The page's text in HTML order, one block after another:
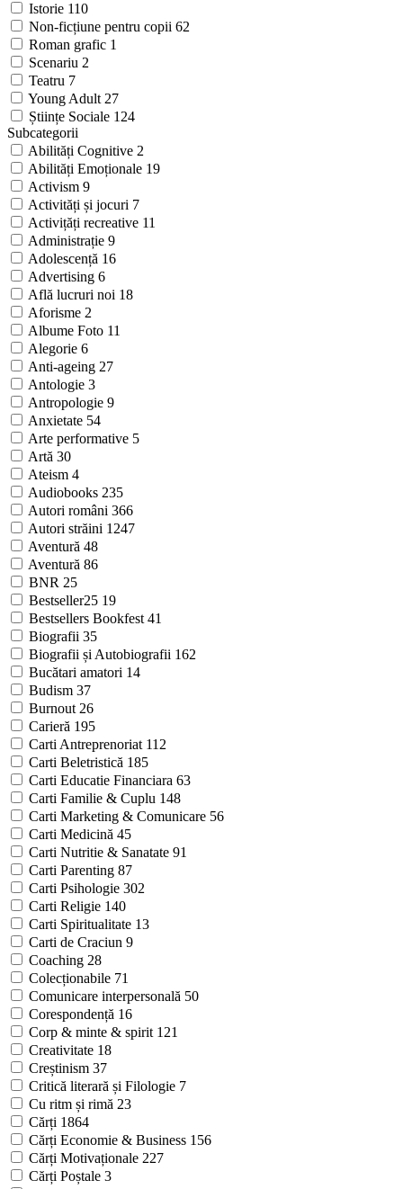
Istorie 110
Non-ficțiune pentru copii 62
Roman grafic 1
Scenariu 2
Teatru 7
Young Adult 27
Științe Sociale 124
Subcategorii
Abilități Cognitive 2
Abilități Emoționale 19
Activism 9
Activități și jocuri 7
Activițăți recreative 11
Administrație 9
Adolescență 16
Advertising 6
Află lucruri noi 18
Aforisme 2
Albume Foto 11
Alegorie 6
Anti-ageing 27
Antologie 3
Antropologie 9
Anxietate 54
Arte performative 5
Artă 30
Ateism 4
Audiobooks 235
Autori români 366
Autori străini 1247
Aventură 48
Aventură 86
BNR 25
Bestseller25 19
Bestsellers Bookfest 41
Biografii 35
Biografii și Autobiografii 162
Bucătari amatori 14
Budism 37
Burnout 26
Carieră 195
Carti Antreprenoriat 112
Carti Beletristică 185
Carti Educatie Financiara 63
Carti Familie & Cuplu 148
Carti Marketing & Comunicare 56
Carti Medicină 45
Carti Nutritie & Sanatate 91
Carti Parenting 87
Carti Psihologie 302
Carti Religie 140
Carti Spiritualitate 13
Carti de Craciun 9
Coaching 28
Colecționabile 71
Comunicare interpersonală 50
Corespondență 16
Corp & minte & spirit 121
Creativitate 18
Creștinism 37
Critică literară și Filologie 7
Cu ritm și rimă 23
Cărți 1864
Cărți Economie & Business 156
Cărți Motivaționale 227
Cărți Poștale 3